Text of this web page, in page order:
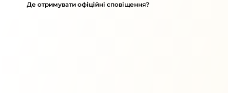
Де отримувати офіційні сповіщення?